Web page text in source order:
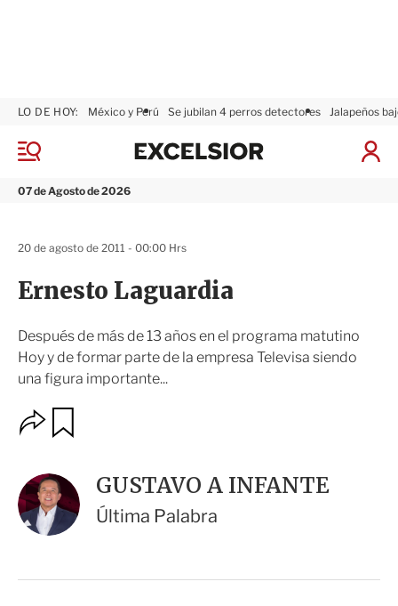
M
n
07 de Agosto de 2026
LO DE HOY: México y Perú Se jubilan 4 perros detectores Jalapeños
I
x
Ernesto Laguardia
Después de más de 13 años en el programa matutino
Hoy y de formar parte de la empresa Televisa siendo
una figura importante...
20 de agosto de 2011 - 00:00 Hrs
O
p
o
n
e
s
c
a
r
GUSTAVO A INFANTE
Última Palabra